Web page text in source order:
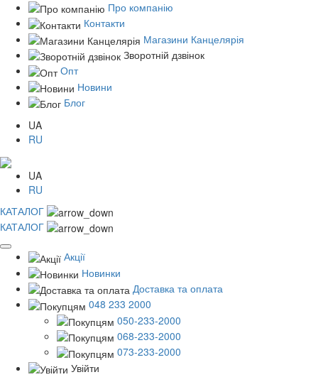
Про компанію
Контакти
Магазини Канцелярія
Зворотній дзвінок
Опт
Новини
Блог
UA
RU
UA
RU
КАТАЛОГ
КАТАЛОГ
Акції
Новинки
Доставка та оплата
048 233 2000
050-233-2000
068-233-2000
073-233-2000
Увійти